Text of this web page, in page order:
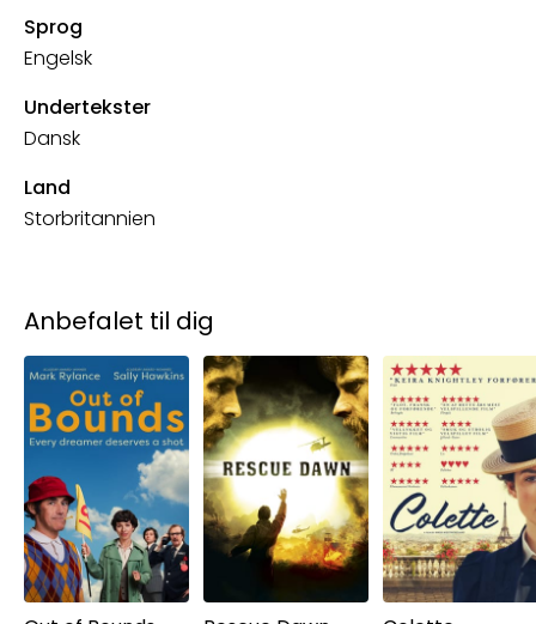
Sprog
Engelsk
Undertekster
Dansk
Land
Storbritannien
Anbefalet til dig